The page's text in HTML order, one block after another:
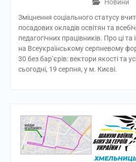
Новини
Зміцнення соціального статусу
посадових окладів освітян та
педагогічних працівників. Про ці
на Всеукраїнському серпневому
30 без бар’єрів: вектори якості та
сьогодні, 19 серпня, у м. Києві.